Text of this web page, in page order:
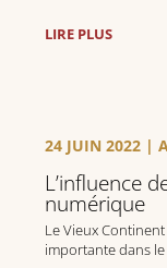
LIRE PLUS
L’influence
numérique
24 JUIN 2022 |
Le Vieux
importante dans